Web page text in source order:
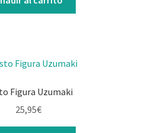
Figura Uzumaki
25,95€